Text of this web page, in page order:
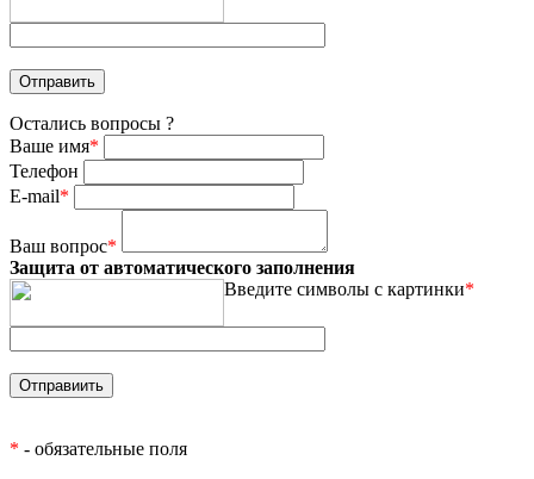
Остались вопросы ?
Ваше имя*
Телефон
E-mail*
Ваш вопрос*
Защита от автоматического заполнения
Введите символы с картинки*
* - обязательные поля